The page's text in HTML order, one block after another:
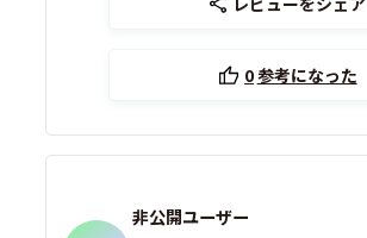
0参考になった
非公開ユーザー